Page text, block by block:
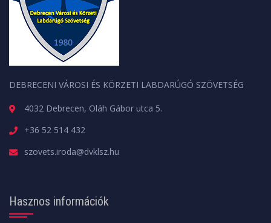
DEBRECENI VÁROSI ÉS KÖRZETI LABDARÚGÓ SZÖVETSÉG
4032 Debrecen, Oláh Gábor utca 5.
+36 52 514 432
szovets.iroda@dvklsz.hu
Hasznos információk